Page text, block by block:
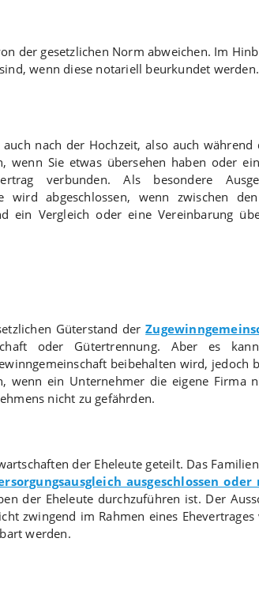
der gesetzlichen Norm abweichen. Im
wenn diese notariell beurkundet werden.
nach der Hochzeit, also auch
wenn Sie etwas übersehen haben oder
verbunden. Als besondere
wird abgeschlossen, wenn zwischen
ein Vergleich oder eine Vereinbarung
Güterstand der
oder Gütertrennung. Aber es
beibehalten wird, jedoch
wenn ein Unternehmer die eigene
nicht zu gefährden.
der Eheleute geteilt. Das
ausgeschlossen
der Eheleute durchzuführen ist. Der
zwingend im Rahmen eines
werden.